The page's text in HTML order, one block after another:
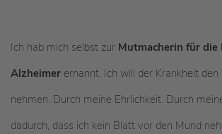
Ich hab mich selbst zur Mutmacherin für die
Alzheimer ernannt. Ich will der Krankheit den
nehmen. Durch meine Ehrlichkeit. Durch
dadurch, dass ich kein Blatt vor den Mund